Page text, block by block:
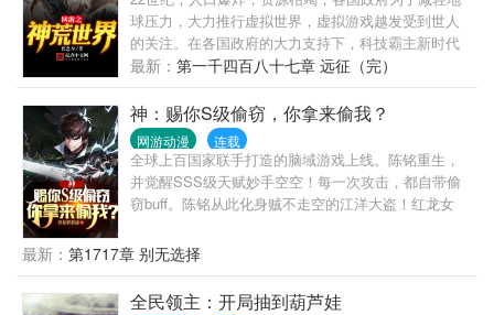
球压力，大力推行虚拟世界，虚拟游戏越发受到世人
的关注。在各国政府的大力支持下，科技霸主新时代
公司采用了来自星空的特殊材料，打造了一个前所未
有的虚拟游戏世界荒》。辞职后的沈凡，决定好好闯
荡一下浩瀚的神荒世界，从此开始了一场他也想不到
的精彩旅程......
最新： 第一千四百八十七章 远征（完）
神：赐你S级偷窃，你拿来偷我？
网游动漫 连载
全球上百国家联手打造的脑域游戏上线。陈铭重生，
并觉醒SSS级天赋妙手空空！每一次攻击，都自带偷
窃buff。陈铭从此化身贼不走空的江洋大盗！红龙女
女：“如果你能把我教圣宝还回来的话……我做什么都
可以。”魅魔妖王：“这小子，偷走了本王的心~”……这
一世，陈铭将站在的巅峰！
最新： 第1717章 别无选择
全民领主：开局抽到葫芦娃